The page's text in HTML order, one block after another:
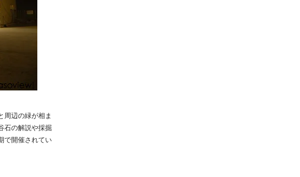
周辺の緑が相ま
石の解説や採掘
で開催されてい